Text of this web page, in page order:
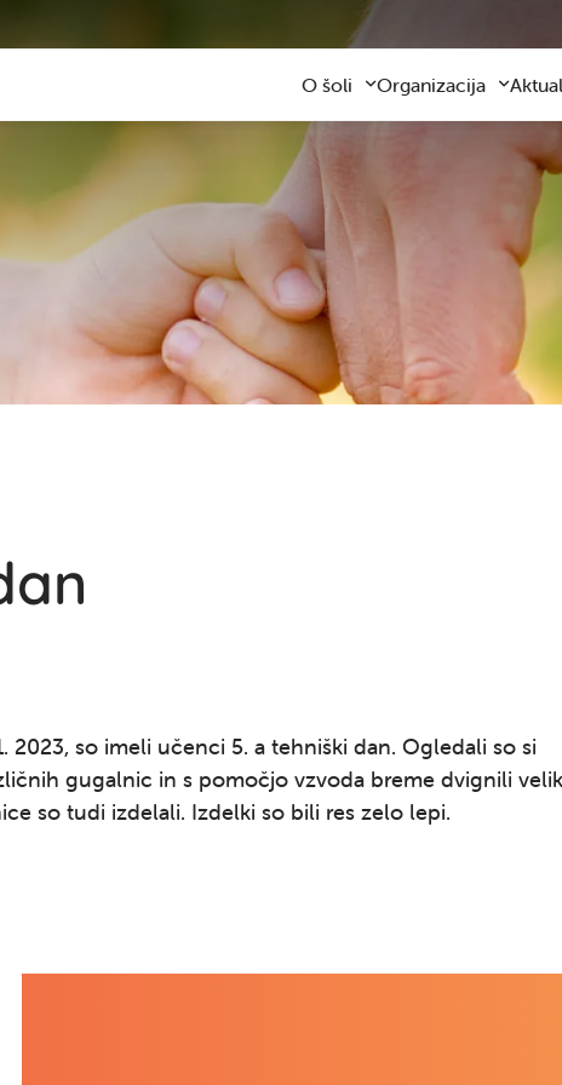
2023, so imeli učenci 5. a tehniški dan. Ogledali so si
gugalnic in s pomočjo vzvoda breme dvignili
so tudi izdelali. Izdelki so bili res zelo lepi.
O šoli
Predstavitev šole
Kontaktni podatki
Zaposleni
Organizacija dela
Varna šolska pot
Knjižnica
Katalog informacij javnega značaja
Koristne informacije
Oddaja prostorov
Zobna ambulanta
Tekmovanja
Organizacija
Sodelovanje s starši
Šolski prevozi
Šolski sklad